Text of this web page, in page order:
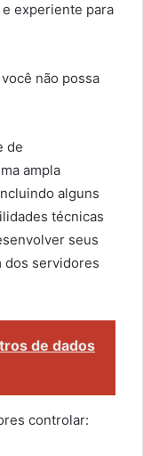
experiente para
não possa
de
ampla
alguns
técnicas
seus
dos servidores
de dados
controlar: